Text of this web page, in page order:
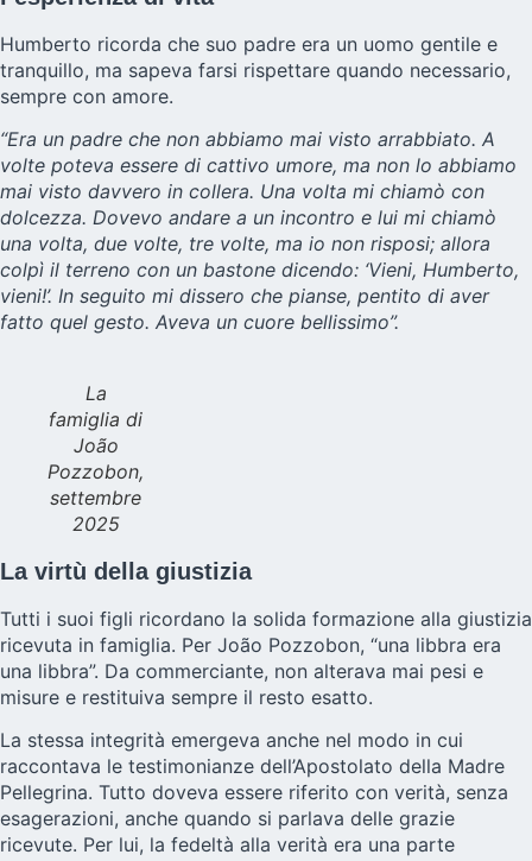
Humberto ricorda che suo padre era un uomo gentile e
tranquillo, ma sapeva farsi rispettare quando necessario,
sempre con amore.
“Era un padre che non abbiamo mai visto arrabbiato. A
volte poteva essere di cattivo umore, ma non lo abbiamo
mai visto davvero in collera. Una volta mi chiamò con
dolcezza. Dovevo andare a un incontro e lui mi chiamò
una volta, due volte, tre volte, ma io non risposi; allora
colpì il terreno con un bastone dicendo: ‘Vieni, Humberto,
vieni!’. In seguito mi dissero che pianse, pentito di aver
fatto quel gesto. Aveva un cuore bellissimo”.
La
famiglia di
João
Pozzobon,
settembre
2025
La virtù della giustizia
Tutti i suoi figli ricordano la solida formazione alla giustizia
ricevuta in famiglia. Per João Pozzobon, “una libbra era
una libbra”. Da commerciante, non alterava mai pesi e
misure e restituiva sempre il resto esatto.
La stessa integrità emergeva anche nel modo in cui
raccontava le testimonianze dell’Apostolato della Madre
Pellegrina. Tutto doveva essere riferito con verità, senza
esagerazioni, anche quando si parlava delle grazie
ricevute. Per lui, la fedeltà alla verità era una parte